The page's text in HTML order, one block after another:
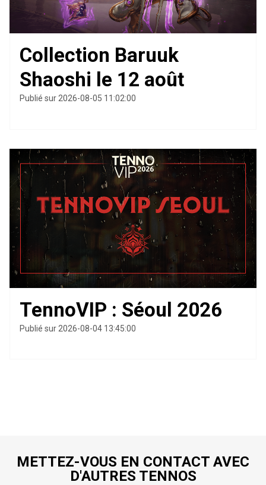
Collection Baruuk
Shaoshi le 12 août
Publié sur 2026-08-05 11:02:00
TennoVIP : Séoul 2026
Publié sur 2026-08-04 13:45:00
METTEZ-VOUS EN CONTACT AVEC
D'AUTRES TENNOS